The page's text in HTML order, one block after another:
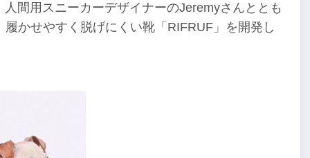
間用スニーカーデザイナーのJeremyさんととも
かせやすく脱げにくい靴「RIFRUF」を開発し